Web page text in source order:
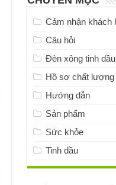
Cảm nhận khách
Câu hỏi
Đèn xông tinh dầu
Hồ sơ chất lượng
Hướng dẫn
Sản phẩm
Sức khỏe
Tinh dầu